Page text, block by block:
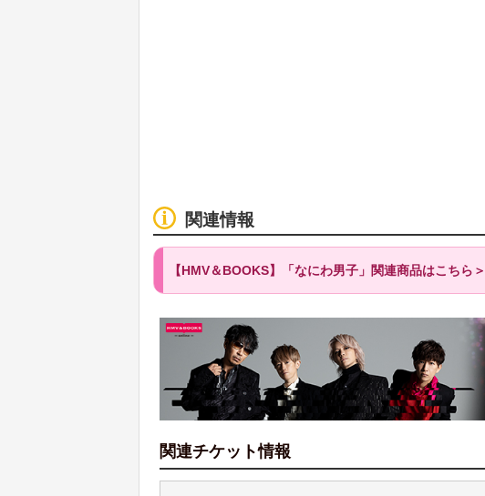
関連情報
【HMV＆BOOKS】「なにわ男子」関連商品はこちら
関連チケット情報